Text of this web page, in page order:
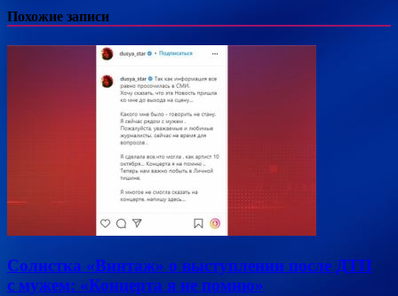
Похожие записи
Солистка «Винтаж» о выступлении после ДТП
с мужем: «Концерта я не помню»